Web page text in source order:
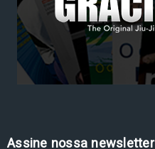
Assine nossa newsletter